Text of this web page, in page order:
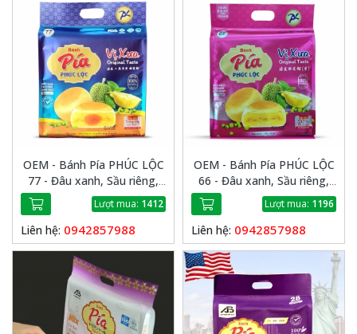
OEM - Bánh Pía PHÚC LỘC
77 - Đâu xanh, Sầu riêng,
Trứng
Lượt mua: 1412
Liên hệ: 0942857988
OEM - Bánh Pía PHÚC LỘC
66 - Đâu xanh, Sầu riêng,
Chay
Lượt mua: 1196
Liên hệ: 0942857988